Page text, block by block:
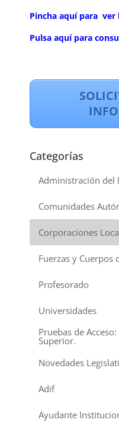
Pincha aquí para ver
Pulsa aquí para
Categorías
Administración del
Comunidades
Corporaciones
Fuerzas y Cuerpos
Profesorado
Universidades
Pruebas de
Superior.
Novedades
Adif
Ayudante